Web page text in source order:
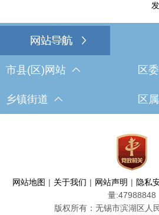
市县(区)网站 区
乡镇街道 区
网站地图 | 关于我们 | 网站声明 | 隐私
量:47988848
版权所有：无锡市滨湖区人